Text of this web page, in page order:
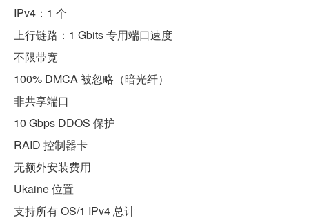
IPv4：1 个
上行链路：1 Gbits 专用端口速度
不限带宽
100% DMCA 被忽略（暗光纤）
非共享端口
10 Gbps DDOS 保护
RAID 控制器卡
无额外安装费用
Ukaine 位置
支持所有 OS/1 IPv4 总计